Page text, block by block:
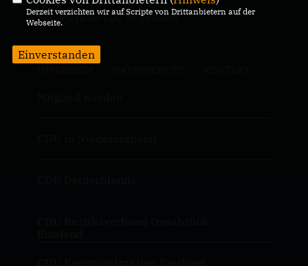
Homepage der CDU im Emsland
Derzeit verzichten wir auf Scripte von Drittanbietern auf der
Webseite.
Einverstanden